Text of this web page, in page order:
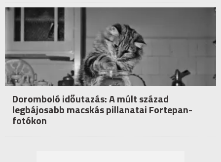
Doromboló időutazás: A múlt század
legbájosabb macskás pillanatai Fortepan-
fotókon